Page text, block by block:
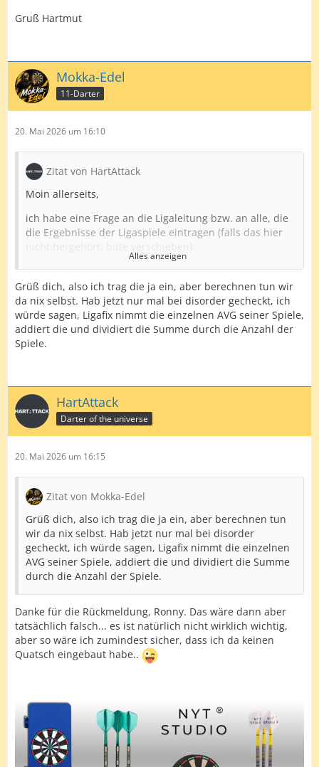
Gruß Hartmut
Mokka-Edel
11-Darter
20. Mai 2026 um 16:10
Zitat von HartAttack
Moin allerseits,
ich habe eine Frage an die Ligaleitung bzw. an alle, die
die Ergebnisse der Ligaspiele eintragen (falls das hier
Weiß jemand, wie Ligafix den Gesamtaverage für die
Tabelle in der ProDarter-Liga berechnet? Ich habe das in
meine Übersicht für Liga 6 jetzt mit eingebaut und
komme bei der Suche nach einem Fehler nicht weiter,
weshalb ich hoffe, von der anderen Seite Klarheit zu
bekommen.. Doppelquote und alles andere passen,
Zur Veranschaulichung mal die ersten beiden Spieltage
im Überblick:
Ich lasse Excel wie folgt rechnen:
Anzahl der gespielten Legs x 501 minus aller Restscores.
(bei gewonnenen Legs Restscore = 0). Das Ergebnis sind
ja dann die insgesamt erzielten Punkte (vorletzte Spalte
Tabelle oben rechts). Dieses wird durch alle geworfenen
Darts (letzte Spalte Tabelle oben rechts) geteilt und mit
richtige Richtung geben..
Gruß Hartmut
Alles anzeigen
Grüß dich, also ich trag die ja ein, aber berechnen tun wir
da nix selbst. Hab jetzt nur mal bei disorder gecheckt, ich
würde sagen, Ligafix nimmt die einzelnen AVG seiner Spiele,
addiert die und dividiert die Summe durch die Anzahl der
Spiele.
HartAttack
Darter of the universe
20. Mai 2026 um 16:15
Zitat von Mokka-Edel
Grüß dich, also ich trag die ja ein, aber berechnen tun
wir da nix selbst. Hab jetzt nur mal bei disorder
gecheckt, ich würde sagen, Ligafix nimmt die einzelnen
AVG seiner Spiele, addiert die und dividiert die Summe
durch die Anzahl der Spiele.
Danke für die Rückmeldung, Ronny. Das wäre dann aber
tatsächlich falsch... es ist natürlich nicht wirklich wichtig,
aber so wäre ich zumindest sicher, dass ich da keinen
Quatsch eingebaut habe..